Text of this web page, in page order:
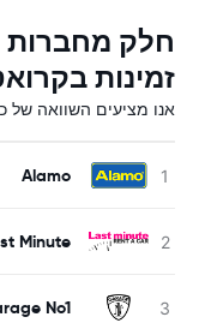
חלק מחברות
זמינות
אנו מציעים השוואה של
Alamo
Minute
No1